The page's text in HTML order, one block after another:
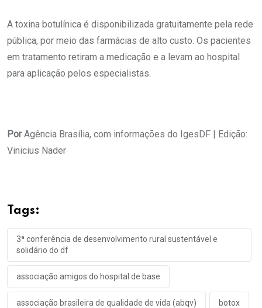
A toxina botulínica é disponibilizada gratuitamente pela rede
pública, por meio das farmácias de alto custo. Os pacientes
em tratamento retiram a medicação e a levam ao hospital
para aplicação pelos especialistas.
PorAgência Brasília, com informações do IgesDF | Edição:
Vinicius Nader
Tags:
3ª conferência de desenvolvimento rural sustentável e
solidário do df
associação amigos do hospital de base
associação brasileira de qualidade de vida (abqv) botox